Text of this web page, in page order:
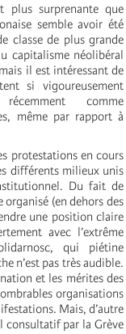
plus surprenante que
semble avoir été
classe de plus grande
capitalisme néolibéral
il est intéressant de
si vigoureusement
comme
même par rapport à
protestations en cours
différents milieux unis
Du fait de
organisé (en dehors des
une position claire
avec l’extrême
qui piétine
n’est pas très audible.
et les mérites des
organisations
Mais, d’autre
consultatif par la Grève